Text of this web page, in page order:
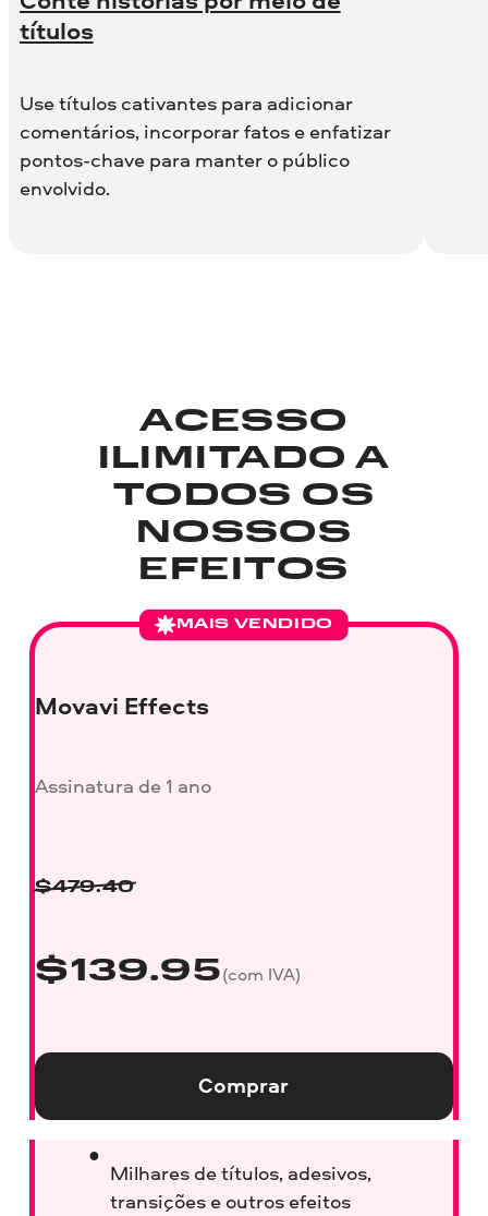
títulos
Use títulos cativantes para adicionar
comentários, incorporar fatos e enfatizar
pontos-chave para manter o público
envolvido.
ACESSO
ILIMITADO A
TODOS OS
NOSSOS
EFEITOS
MAIS VENDIDO
Movavi Effects
Assinatura de 1 ano
$479.40
$139.95(com IVA)
Comprar
Milhares de títulos, adesivos,
transições e outros efeitos